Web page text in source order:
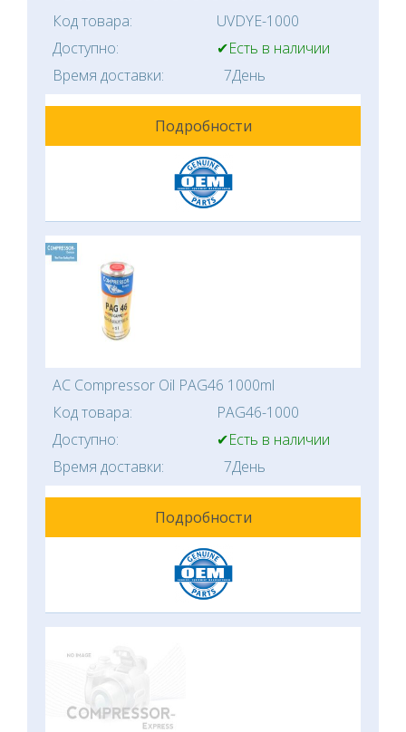
Код товара:
UVDYE-1000
Доступно:
✔Есть в наличии
Время доставки:
7День
Подробности
AC Compressor Oil PAG46 1000ml
Код товара:
PAG46-1000
Доступно:
✔Есть в наличии
Время доставки:
7День
Подробности